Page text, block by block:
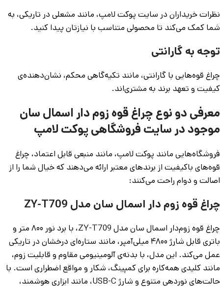
نظرات خریداران در سایت پوکت لامپ، مانند مشعلی در تاریکی، به
شما کمک می‌کند تا محصولی متناسب با نیازتان پیدا کنید.
توجه به گارانتی
چراغ قوه‌هایی با گارانتی، مانند تکیه‌گاهی محکم، نشان‌دهنده‌ی
کیفیت و تعهد برند به مشتری‌اند.
معرفی دو نوع چراغ قوه زوم دار اسمال سان
موجود در سایت فروشگاهی پوکت لامپ
فروشگاه‌هایی مانند پوکت لامپ، مانند منبعی قابل اعتماد، چراغ
قوه‌های باکیفیت از برندهای معتبر ارائه می‌دهند که خیال شما را از
اصالت و دوام راحت می‌کنند:
چراغ قوه زوم دار اسمال سان مدل ZY-T709
چراغ قوه زوم‌دار اسمال سان مدل ZY-T709، با برد نور ۸۰۰ متر و
باتری قابل شارژ ۴۸۰۰ میلی‌آمپر، مانند ستاره‌ای درخشان در تاریکی
عمل می‌کند. این مدل، با بدنه‌ی آلومینیومی مقاوم و قابلیت زوم،
مانند کلیدی همه‌کاره برای کمپینگ، شکار و مواقع اضطراری است. با
حالت‌های نوردهی متنوع و شارژ USB-C، مانند ابزاری هوشمند،